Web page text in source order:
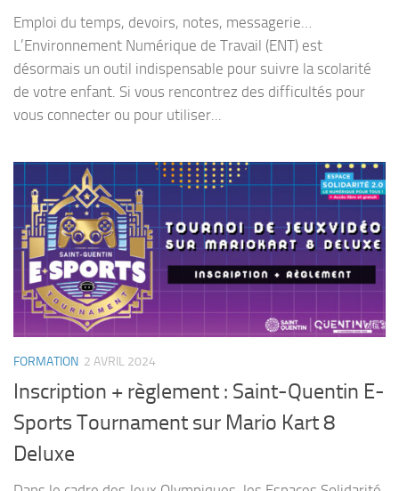
Emploi du temps, devoirs, notes, messagerie…
L’Environnement Numérique de Travail (ENT) est
désormais un outil indispensable pour suivre la scolarité
de votre enfant. Si vous rencontrez des difficultés pour
vous connecter ou pour utiliser...
FORMATION 2 AVRIL 2024
Inscription + règlement : Saint-Quentin E-
Sports Tournament sur Mario Kart 8
Deluxe